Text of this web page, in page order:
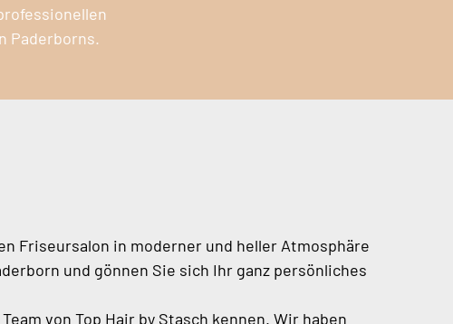
Paderborns.
Friseursalon in moderner und heller Atmosphäre
und gönnen Sie sich Ihr ganz persönliches
von Top Hair by Stasch kennen. Wir haben